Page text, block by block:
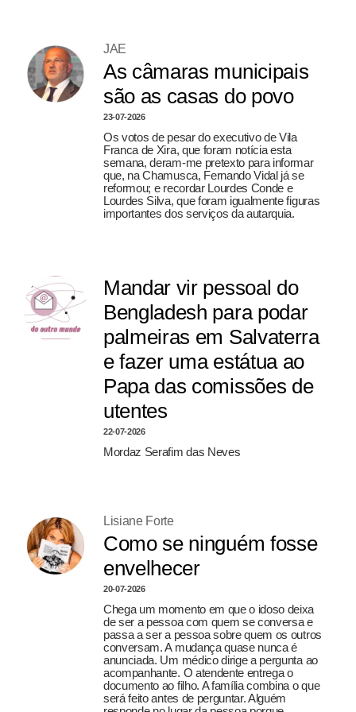
JAE
As câmaras municipais
são as casas do povo
23-07-2026
Os votos de pesar do executivo de Vila
Franca de Xira, que foram notícia esta
semana, deram-me pretexto para informar
que, na Chamusca, Fernando Vidal já se
reformou; e recordar Lourdes Conde e
Lourdes Silva, que foram igualmente figuras
importantes dos serviços da autarquia.
Mandar vir pessoal do
Bengladesh para podar
palmeiras em Salvaterra
e fazer uma estátua ao
Papa das comissões de
utentes
22-07-2026
Mordaz Serafim das Neves
Lisiane Forte
Como se ninguém fosse
envelhecer
20-07-2026
Chega um momento em que o idoso deixa
de ser a pessoa com quem se conversa e
passa a ser a pessoa sobre quem os outros
conversam. A mudança quase nunca é
anunciada. Um médico dirige a pergunta ao
acompanhante. O atendente entrega o
documento ao filho. A família combina o que
será feito antes de perguntar. Alguém